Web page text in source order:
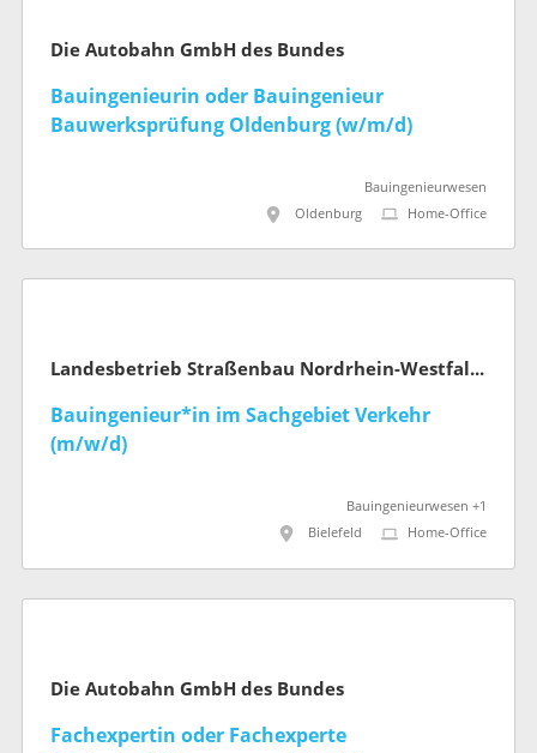
Die Autobahn GmbH des Bundes
Bauingenieurin oder Bauingenieur
Bauwerksprüfung Oldenburg (w/m/d)
Bauingenieurwesen
Oldenburg
Home-Office
Landesbetrieb Straßenbau Nordrhein-Westfalen
Bauingenieur*in im Sachgebiet Verkehr
(m/w/d)
Bauingenieurwesen +1
Bielefeld
Home-Office
Die Autobahn GmbH des Bundes
Fachexpertin oder Fachexperte